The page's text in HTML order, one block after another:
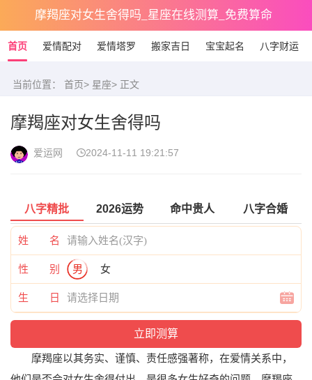
摩羯座对女生舍得吗_星座在线测算_免费算命
首页 爱情配对 爱情塔罗 搬家吉日 宝宝起名 八字财运
当前位置： 首页> 星座> 正文
摩羯座对女生舍得吗
爱运网 2024-11-11 19:21:57
八字精批 2026运势 命中贵人 八字合婚
姓 名
性 别 男 女
生 日
摩羯座以其务实、谨慎、责任感强著称，在爱情关系中，